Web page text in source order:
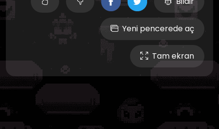
Yeni pencerede aç
Tam ekran